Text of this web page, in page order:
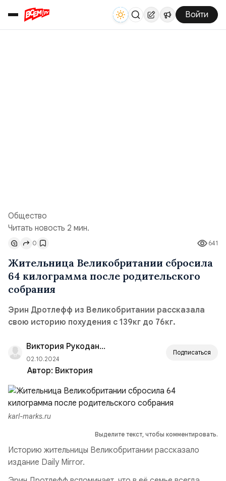
Войти
Общество
Читать новость 2 мин.
641
0
Жительница Великобритании сбросила
64 килограмма после родительского
собрания
Эрин Дротлефф из Великобритании рассказала
свою историю похудения с 139кг до 76кг.
Виктория Рукоданова
02.10.2024
Подписаться
Автор: Виктория
karl-marks.ru
Выделите текст, чтобы комментировать.
Историю жительницы Великобритании рассказало
издание Daily Mirror.